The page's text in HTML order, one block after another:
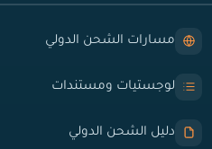
مسارات الشحن الدولي
لوجستيات ومستندات
دليل الشحن الدولي